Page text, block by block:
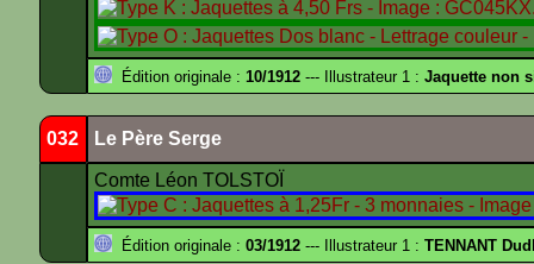
Édition originale : 10/1912 --- Illustrateur 1 : Jaquette non
032 Le Père Serge
Comte Léon TOLSTOÏ
Édition originale : 03/1912 --- Illustrateur 1 : TENNANT